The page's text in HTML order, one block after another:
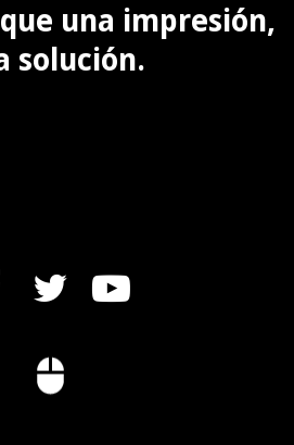
una impresión,
solución.